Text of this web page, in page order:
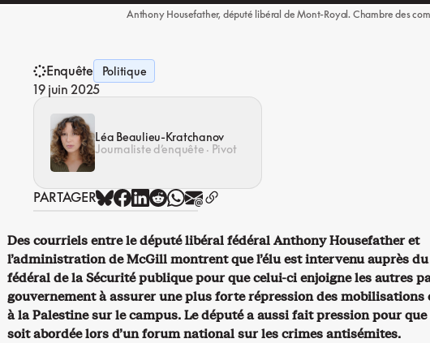
Anthony Housefather, député libéral de Mont-Royal. Chambre des
Enquête Politique
19 juin 2025
Léa Beaulieu-Kratchanov
Journaliste d’enquête · Pivot
PARTAGER
Des courriels entre le député libéral fédéral Anthony Housefather et
l’administration de McGill montrent que l’élu est intervenu auprès
fédéral de la Sécurité publique pour que celui-ci enjoigne les autres
gouvernement à assurer une plus forte répression des mobilisations
à la Palestine sur le campus. Le député a aussi fait pression pour
soit abordée lors d’un forum national sur les crimes antisémites.